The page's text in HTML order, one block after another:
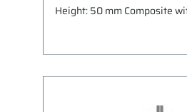
Height: 50 mm Composite